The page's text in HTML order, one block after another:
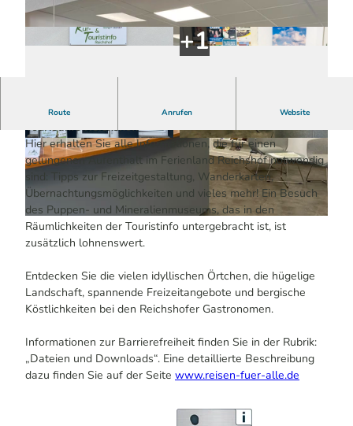
© Kur- & Touristinfo Reichshof | KI-optimiert
© Kur- & Touristinfo Reichshof | KI-optimiert © Kur- & Touristinfo Reichshof | KI-optimiert
Route Anrufen Website
Im Heilklimatischen Kurort Eckenhagen liegt die Kur- und
Touristinfo Reichshof.
Hier erhalten Sie alle Informationen, die für einen
gelungenen Aufenthalt im Ferienland Reichshof notwendig
sind: Tipps zur Freizeitgestaltung, Wanderkarten,
Übernachtungsmöglichkeiten und vieles mehr! Ein Besuch
des Puppen- und Mineralienmuseums, das in den
Räumlichkeiten der Touristinfo untergebracht ist, ist
zusätzlich lohnenswert.
Entdecken Sie die vielen idyllischen Örtchen, die hügelige
Landschaft, spannende Freizeitangebote und bergische
Köstlichkeiten bei den Reichshofer Gastronomen.
Informationen zur Barrierefreiheit finden Sie in der Rubrik:
„Dateien und Downloads“. Eine detaillierte Beschreibung
dazu finden Sie auf der Seite www.reisen-fuer-alle.de